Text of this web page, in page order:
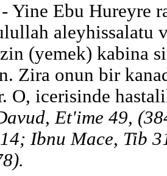
Yine Ebu Hureyre
aleyhissalatu
(yemek) kabina
Zira onun bir
O, icerisinde
Et'ime 49,
Ibnu Mace, Tib